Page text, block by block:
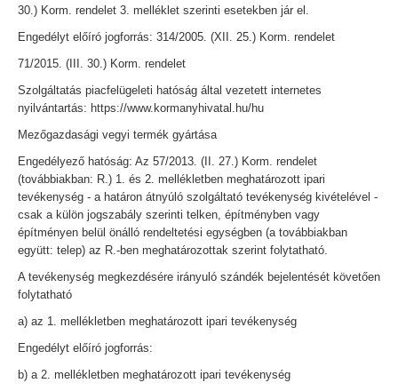
30.) Korm. rendelet 3. melléklet szerinti esetekben jár el.
Engedélyt előíró jogforrás: 314/2005. (XII. 25.) Korm. rendelet
71/2015. (III. 30.) Korm. rendelet
Szolgáltatás piacfelügeleti hatóság által vezetett internetes
nyilvántartás: https://www.kormanyhivatal.hu/hu
Mezőgazdasági vegyi termék gyártása
Engedélyező hatóság: Az 57/2013. (II. 27.) Korm. rendelet
(továbbiakban: R.) 1. és 2. mellékletben meghatározott ipari
tevékenység - a határon átnyúló szolgáltató tevékenység kivételével -
csak a külön jogszabály szerinti telken, építményben vagy
építményen belül önálló rendeltetési egységben (a továbbiakban
együtt: telep) az R.-ben meghatározottak szerint folytatható.
A tevékenység megkezdésére irányuló szándék bejelentését követően
folytatható
a) az 1. mellékletben meghatározott ipari tevékenység
Engedélyt előíró jogforrás:
b) a 2. mellékletben meghatározott ipari tevékenység